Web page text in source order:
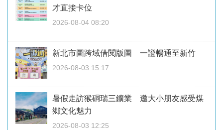
才直接卡位
2026-08-04 08:20
新北市圖跨域借閱版圖 一證暢通至新竹
2026-08-03 15:17
暑假走訪猴硐瑞三鑛業 邀大小朋友感受煤
鄉文化魅力
2026-08-03 12:25